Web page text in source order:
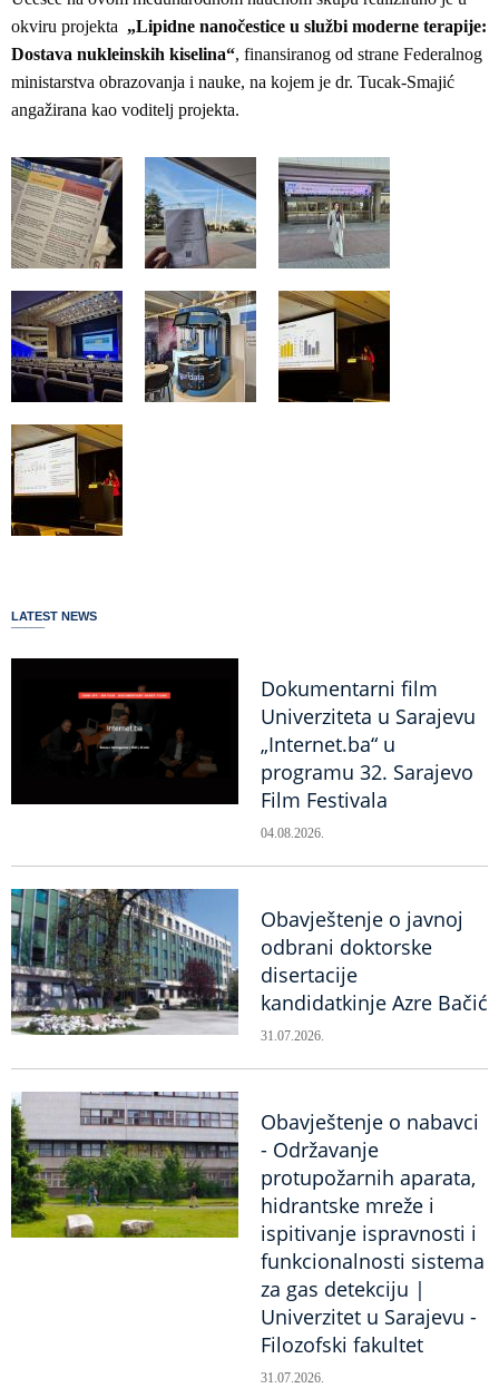
okviru projekta „Lipidne nanočestice u službi moderne terapije:
Dostava nukleinskih kiselina“, finansiranog od strane Federalnog
ministarstva obrazovanja i nauke, na kojem je dr. Tucak-Smajić
angažirana kao voditelj projekta.
LATEST NEWS
Dokumentarni film
Univerziteta u Sarajevu
„Internet.ba“ u
programu 32. Sarajevo
Film Festivala
04.08.2026.
Obavještenje o javnoj
odbrani doktorske
disertacije
kandidatkinje Azre Bačić
31.07.2026.
Obavještenje o nabavci
- Održavanje
protupožarnih aparata,
hidrantske mreže i
ispitivanje ispravnosti i
funkcionalnosti sistema
za gas detekciju |
Univerzitet u Sarajevu -
Filozofski fakultet
31.07.2026.